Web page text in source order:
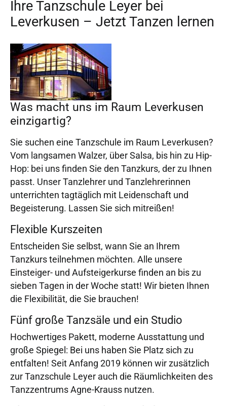
Ihre Tanzschule Leyer bei
Leverkusen – Jetzt Tanzen lernen
Was macht uns im Raum Leverkusen
einzigartig?
Sie suchen eine Tanzschule im Raum Leverkusen?
Vom langsamen Walzer, über Salsa, bis hin zu Hip-
Hop: bei uns finden Sie den Tanzkurs, der zu Ihnen
passt. Unser Tanzlehrer und Tanzlehrerinnen
unterrichten tagtäglich mit Leidenschaft und
Begeisterung. Lassen Sie sich mitreißen!
Flexible Kurszeiten
Entscheiden Sie selbst, wann Sie an Ihrem
Tanzkurs teilnehmen möchten. Alle unsere
Einsteiger- und Aufsteigerkurse finden an bis zu
sieben Tagen in der Woche statt! Wir bieten Ihnen
die Flexibilität, die Sie brauchen!
Fünf große Tanzsäle und ein Studio
Hochwertiges Pakett, moderne Ausstattung und
große Spiegel: Bei uns haben Sie Platz sich zu
entfalten! Seit Anfang 2019 können wir zusätzlich
zur Tanzschule Leyer auch die Räumlichkeiten des
Tanzzentrums Agne-Krauss nutzen.